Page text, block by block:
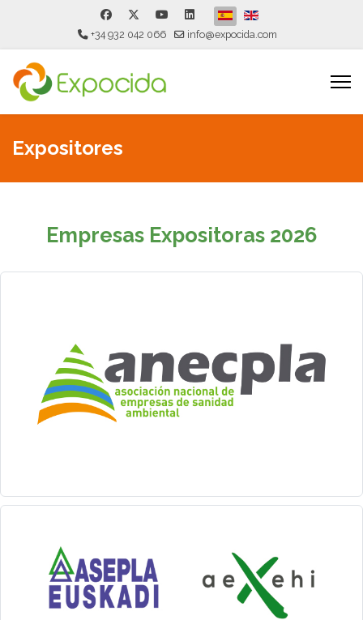
Seleccione su idioma
+34 932 042 066 info@expocida.com
Expositores
Empresas Expositoras 2026